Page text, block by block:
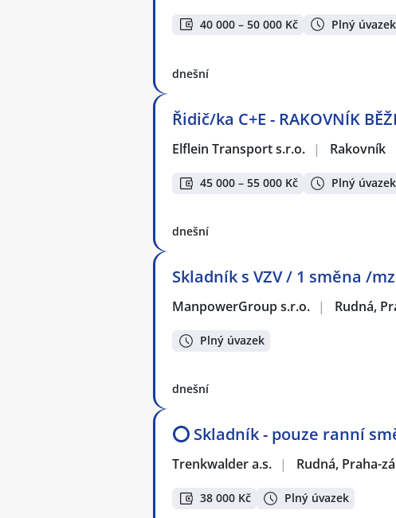
40 000 – 50 000 Kč Plný úvazek
dnešní
Řidič/ka C+E - RAKOVNÍK
Elflein Transport s.r.o. | Rakovník
45 000 – 55 000 Kč Plný úvazek
dnešní
Skladník s VZV / 1 směna /
ManpowerGroup s.r.o. | Rudná,
Plný úvazek
dnešní
⭕ Skladník - pouze ranní
Trenkwalder a.s. | Rudná, Praha-
38 000 Kč Plný úvazek